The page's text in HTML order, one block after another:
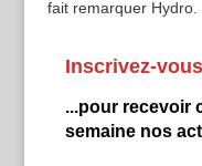
fait remarquer Hydro.
Inscrivez-
...pour recevoir
semaine nos